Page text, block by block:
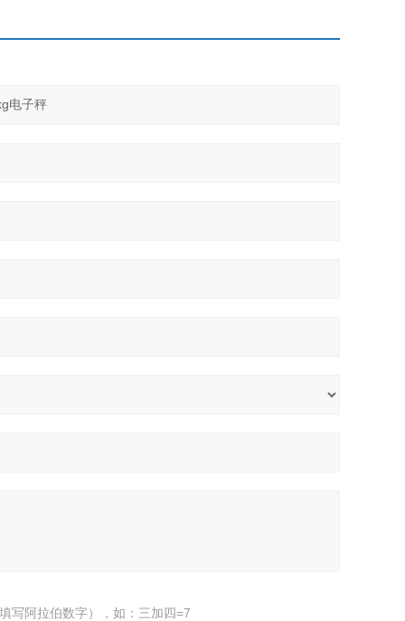
写阿拉伯数字），如：三加四=7